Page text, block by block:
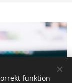
funktion